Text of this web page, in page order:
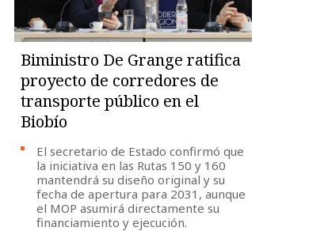
Biministro De Grange ratifica
proyecto de corredores de
transporte público en el
Biobío
El secretario de Estado confirmó que
la iniciativa en las Rutas 150 y 160
mantendrá su diseño original y su
fecha de apertura para 2031, aunque
el MOP asumirá directamente su
financiamiento y ejecución.